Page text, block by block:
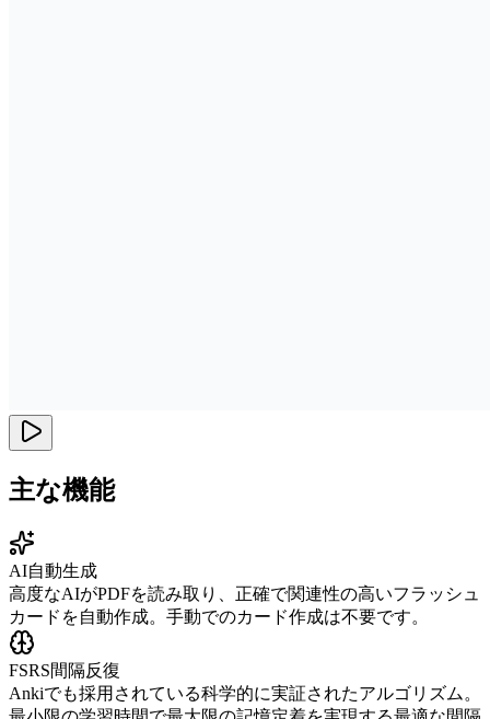
主な機能
AI自動生成
高度なAIがPDFを読み取り、正確で関連性の高いフラッシュ
カードを自動作成。手動でのカード作成は不要です。
FSRS間隔反復
Ankiでも採用されている科学的に実証されたアルゴリズム。